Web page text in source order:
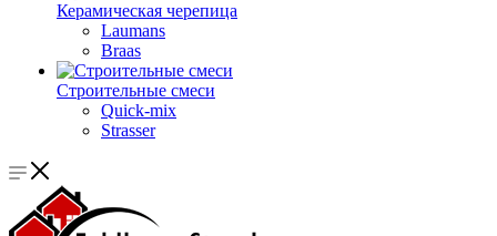
Керамическая черепица
Laumans
Braas
Строительные смеси
Quick-mix
Strasser